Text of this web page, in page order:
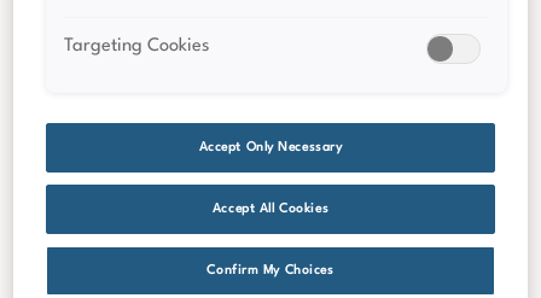
Targeting Cookies
Accept Only Necessary
Accept All Cookies
Confirm My Choices